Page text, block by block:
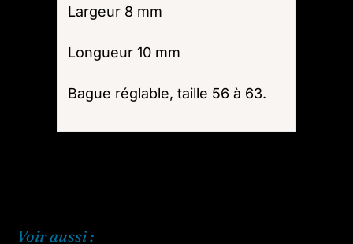
Largeur 8 mm
Longueur 10 mm
Bague réglable, taille 56 à 63.
Voir aussi :